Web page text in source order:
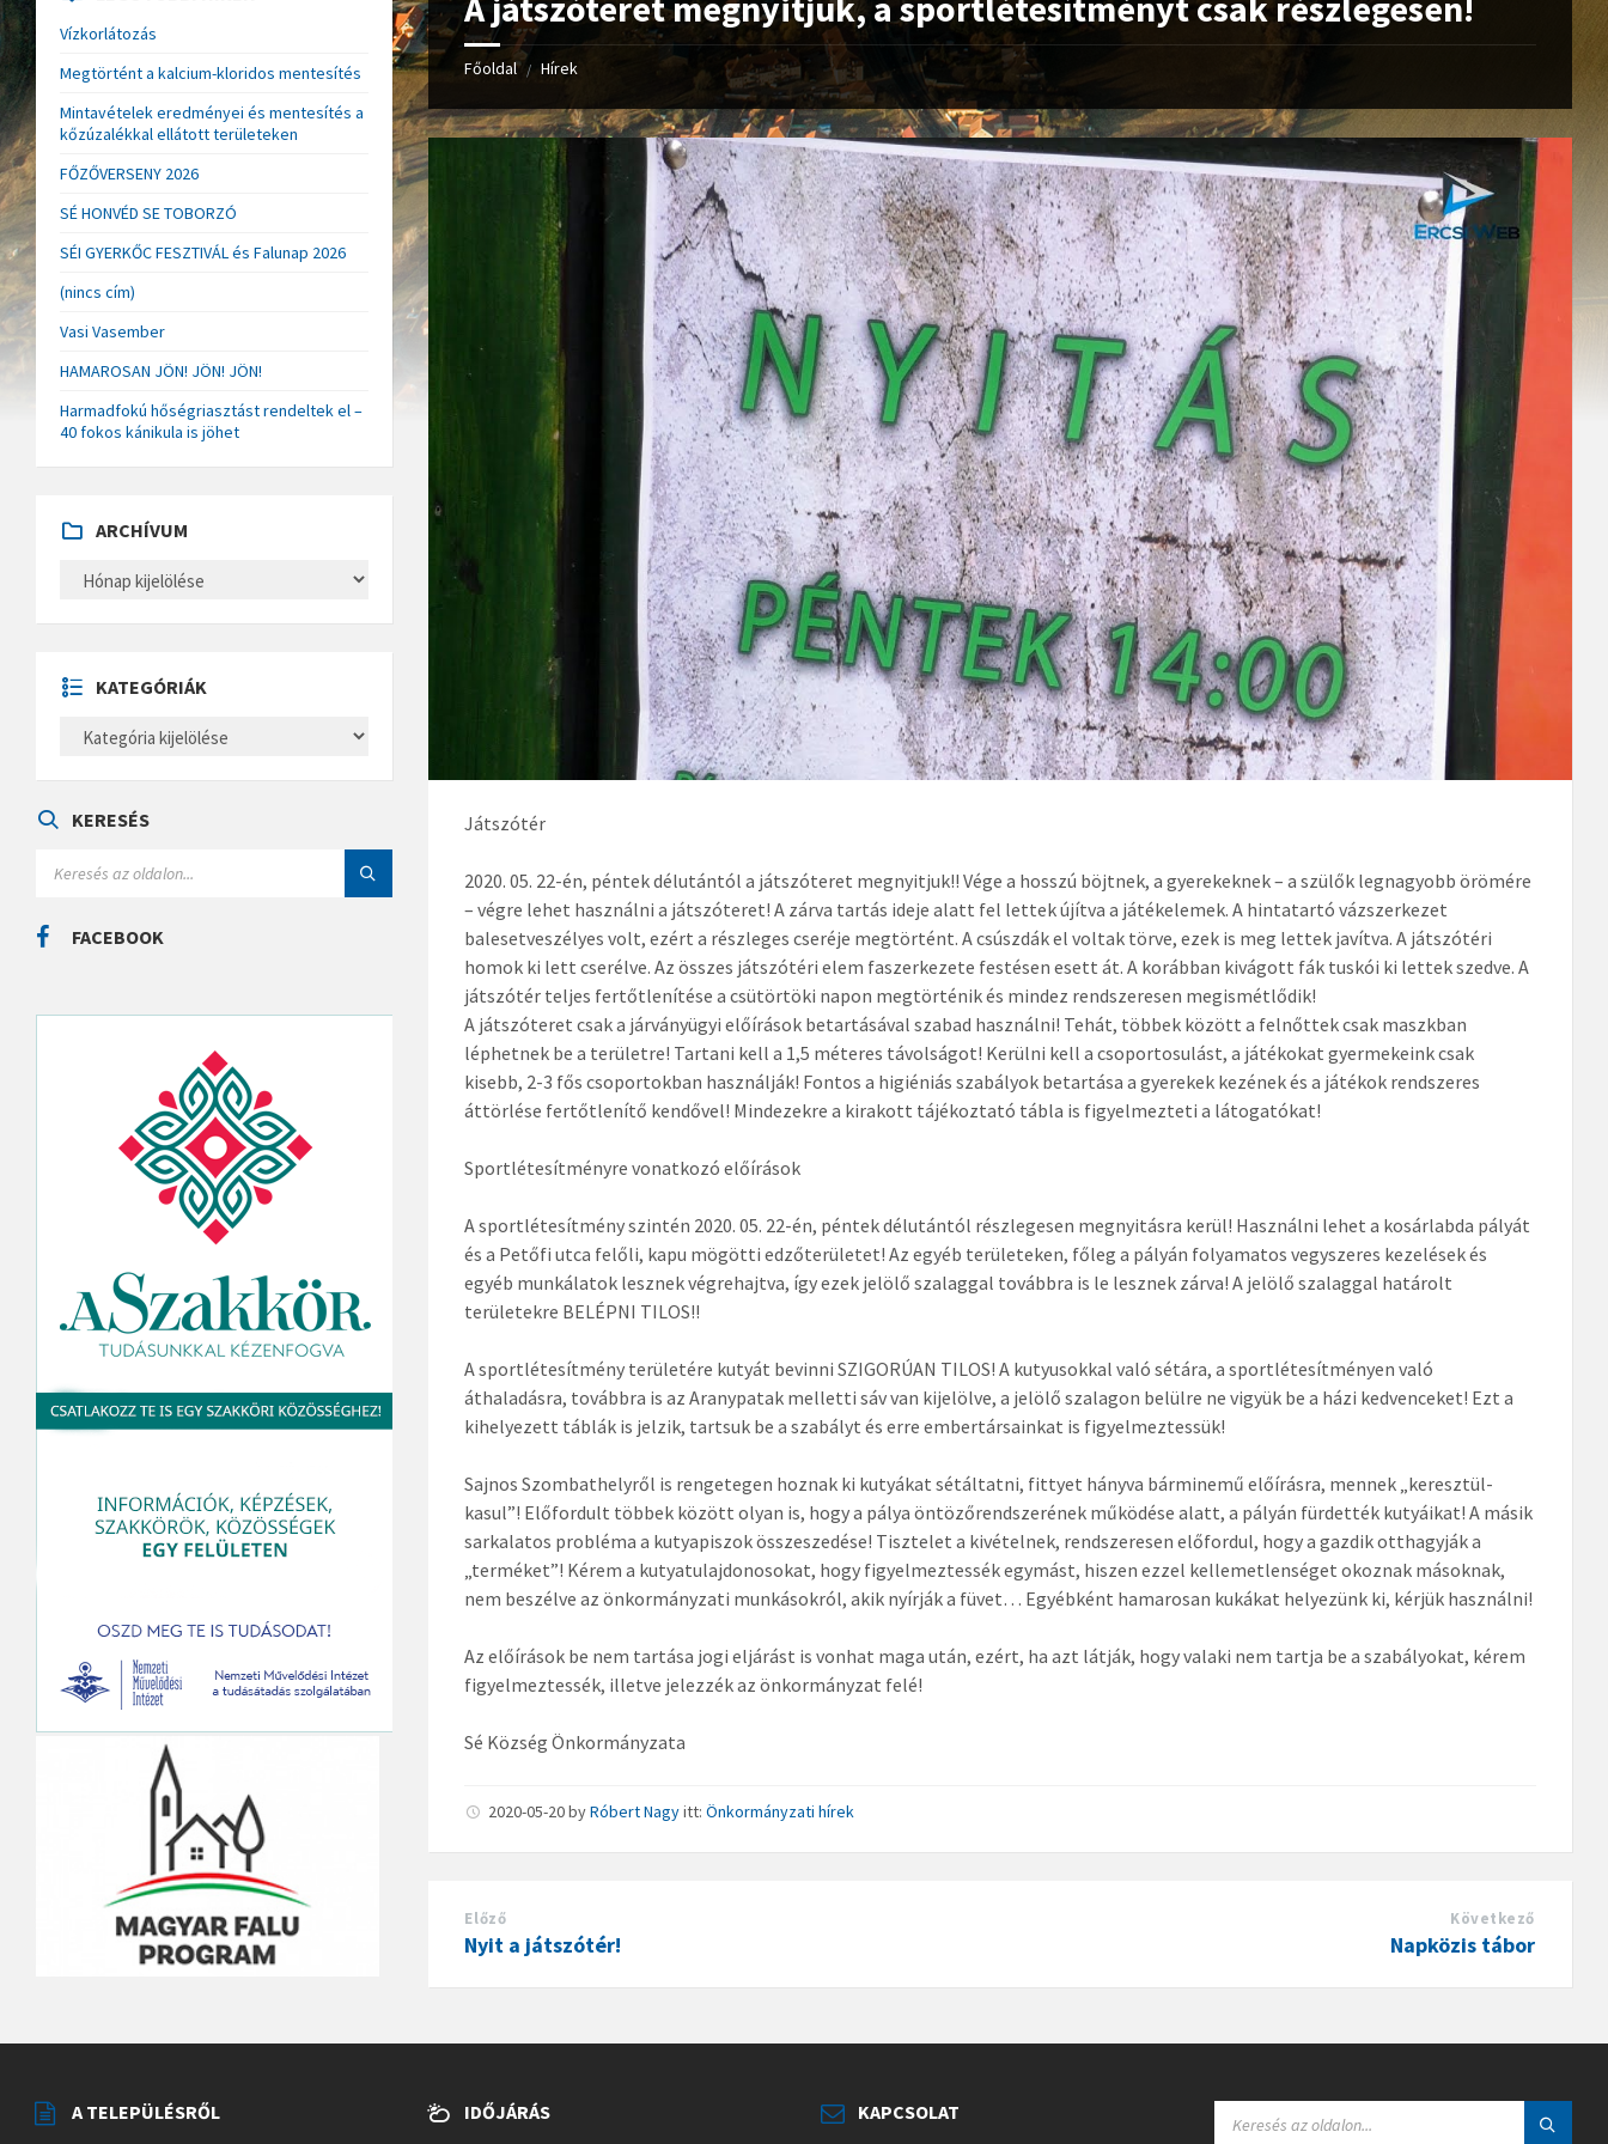
Főoldal / Hírek
Játszótér
2020. 05. 22-én, péntek délutántól a játszóteret megnyitjuk!! Vége a hosszú böjtnek, a gyerekeknek – a szülők legnagyobb örömére
– végre lehet használni a játszóteret! A zárva tartás ideje alatt fel lettek újítva a játékelemek. A hintatartó vázszerkezet
balesetveszélyes volt, ezért a részleges cseréje megtörtént. A csúszdák el voltak törve, ezek is meg lettek javítva. A játszótéri
homok ki lett cserélve. Az összes játszótéri elem faszerkezete festésen esett át. A korábban kivágott fák tuskói ki lettek szedve. A
játszótér teljes fertőtlenítése a csütörtöki napon megtörténik és mindez rendszeresen megismétlődik!
A játszóteret csak a járványügyi előírások betartásával szabad használni! Tehát, többek között a felnőttek csak maszkban
léphetnek be a területre! Tartani kell a 1,5 méteres távolságot! Kerülni kell a csoportosulást, a játékokat gyermekeink csak
kisebb, 2-3 fős csoportokban használják! Fontos a higiéniás szabályok betartása a gyerekek kezének és a játékok rendszeres
áttörlése fertőtlenítő kendővel! Mindezekre a kirakott tájékoztató tábla is figyelmezteti a látogatókat!
Sportlétesítményre vonatkozó előírások
A sportlétesítmény szintén 2020. 05. 22-én, péntek délutántól részlegesen megnyitásra kerül! Használni lehet a kosárlabda pályát
és a Petőfi utca felőli, kapu mögötti edzőterületet! Az egyéb területeken, főleg a pályán folyamatos vegyszeres kezelések és
egyéb munkálatok lesznek végrehajtva, így ezek jelölő szalaggal továbbra is le lesznek zárva! A jelölő szalaggal határolt
területekre BELÉPNI TILOS!!
A sportlétesítmény területére kutyát bevinni SZIGORÚAN TILOS! A kutyusokkal való sétára, a sportlétesítményen való
áthaladásra, továbbra is az Aranypatak melletti sáv van kijelölve, a jelölő szalagon belülre ne vigyük be a házi kedvenceket! Ezt a
kihelyezett táblák is jelzik, tartsuk be a szabályt és erre embertársainkat is figyelmeztessük!
Sajnos Szombathelyről is rengetegen hoznak ki kutyákat sétáltatni, fittyet hányva bárminemű előírásra, mennek „keresztül-
kasul”! Előfordult többek között olyan is, hogy a pálya öntözőrendszerének működése alatt, a pályán fürdették kutyáikat! A másik
sarkalatos probléma a kutyapiszok összeszedése! Tisztelet a kivételnek, rendszeresen előfordul, hogy a gazdik otthagyják a
„terméket”! Kérem a kutyatulajdonosokat, hogy figyelmeztessék egymást, hiszen ezzel kellemetlenséget okoznak másoknak,
nem beszélve az önkormányzati munkásokról, akik nyírják a füvet… Egyébként hamarosan kukákat helyezünk ki, kérjük használni!
Az előírások be nem tartása jogi eljárást is vonhat maga után, ezért, ha azt látják, hogy valaki nem tartja be a szabályokat, kérem
figyelmeztessék, illetve jelezzék az önkormányzat felé!
Sé Község Önkormányzata
2020-05-20byRóbert Nagyitt:Önkormányzati hírek
Előző
Nyit a játszótér!
Következő
Napközis tábor
Vízkorlátozás
Megtörtént a kalcium-kloridos mentesítés
Mintavételek eredményei és mentesítés a
kőzúzalékkal ellátott területeken
FŐZŐVERSENY 2026
SÉ HONVÉD SE TOBORZÓ
SÉI GYERKŐC FESZTIVÁL és Falunap 2026
(nincs cím)
Vasi Vasember
HAMAROSAN JÖN! JÖN! JÖN!
Harmadfokú hőségriasztást rendeltek el –
40 fokos kánikula is jöhet
ARCHÍVUM
H
U
M
KATEGÓRIÁK
E
Á
KERESÉS
C
H
FACEBOOK
A TELEPÜLÉSRŐL IDŐJÁRÁS KAPCSOLAT